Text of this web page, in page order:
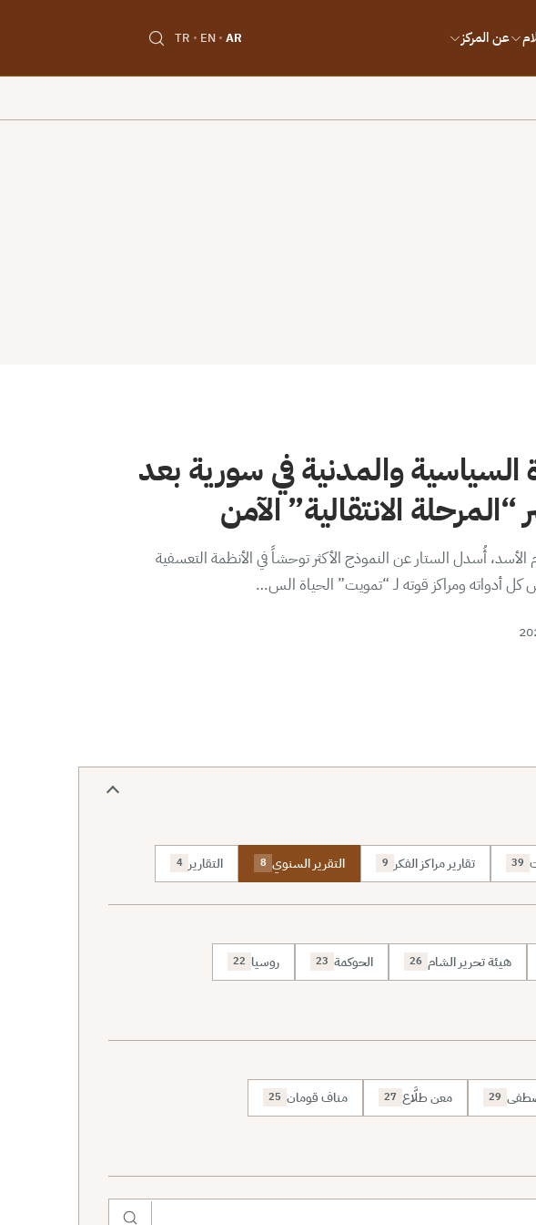
عن المركز AR
EN
TR
السياسية والمدنية في سورية بعد
الانتقالية” الآمن
أُسدل الستار عن النموذج الأكثر توحشاً في الأنظمة التعسفية
كل أدواته ومراكز قوته لـ “تمويت” الحياة الس…
39 تقارير مراكز الفكر 9 التقرير السنوي 8 التقارير 4
هيئة تحرير الشام 26 الحوكمة 23 روسيا 22
29 معن طلَّاع 27 مناف قومان 25